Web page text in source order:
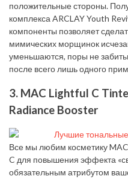
положительные стороны.
комплекса ARCLAY Youth
компоненты позволяет
мимических морщинок
уменьшаются, поры не
после всего лишь одного
3. MAC Lightful C
Radiance Booster
Все мы любим косметику
C для повышения эффекта
обязательным атрибутом